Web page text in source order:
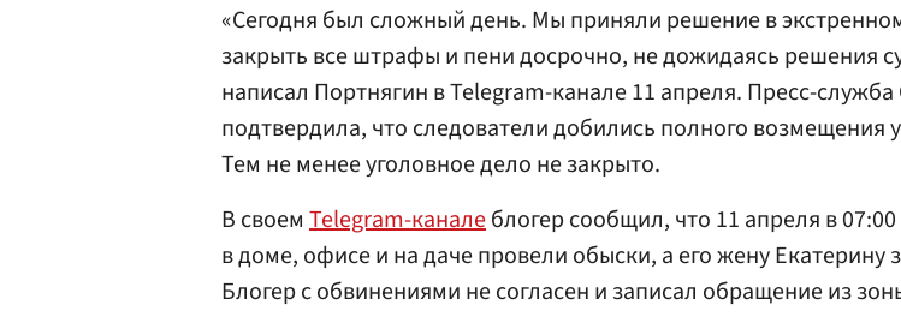
«Сегодня был сложный день. Мы приняли решение в
закрыть все штрафы и пени досрочно, не дожидаясь решения
написал Портнягин в Telegram-канале 11 апреля. Пресс-
подтвердила, что следователи добились полного возмещения
Тем не менее уголовное дело не закрыто.
В своем Telegram-каналеблогер сообщил, что 11 апреля в 07:00
в доме, офисе и на даче провели обыски, а его жену Екатерину
Блогер с обвинениями не согласен и записал обращение из